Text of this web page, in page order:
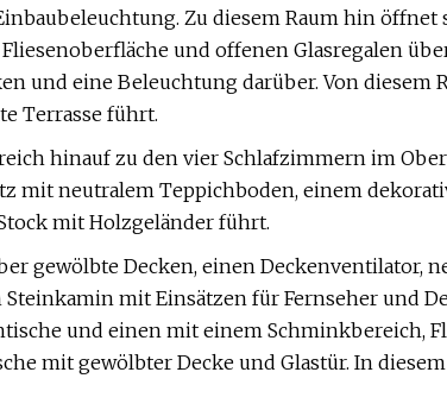
Zu diesem Raum hin öffnet
und offenen Glasregalen
und eine Beleuchtung darüber. Von diesem
Terrasse führt.
hinauf zu den vier Schlafzimmern im
mit neutralem Teppichboden, einem
mit Holzgeländer führt.
gewölbte Decken, einen Deckenventilator,
mit Einsätzen für Fernseher und
und einen mit einem Schminkbereich,
mit gewölbter Decke und Glastür. In